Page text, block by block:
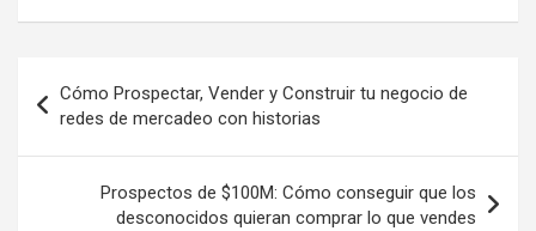
Cómo Prospectar, Vender y Construir tu negocio de
redes de mercadeo con historias
Prospectos de $100M: Cómo conseguir que los
desconocidos quieran comprar lo que vendes